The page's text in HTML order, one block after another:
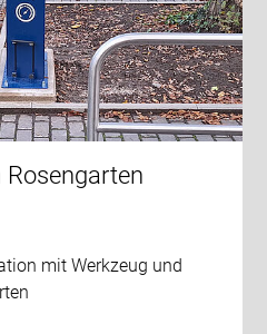
mit Werkzeug und